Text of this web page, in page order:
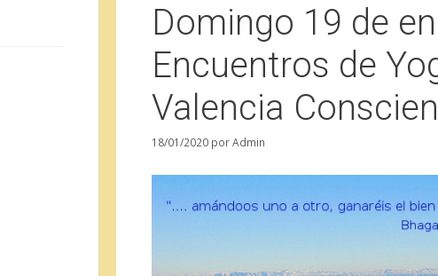
Domingo 19 de
Encuentros de
Valencia
18/01/2020 porAdmin